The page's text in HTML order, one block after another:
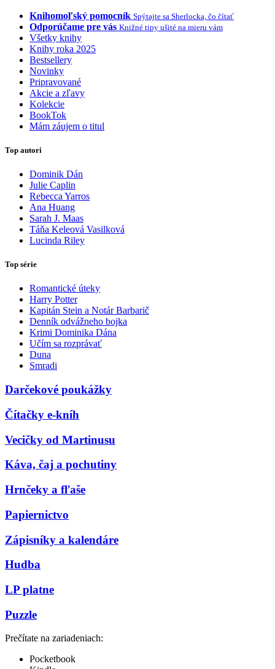
Knihomoľský pomocník Spýtajte sa Sherlocka, čo čítať
Odporúčame pre vás Knižné tipy ušité na mieru vám
Všetky knihy
Knihy roka 2025
Bestsellery
Novinky
Pripravované
Akcie a zľavy
Kolekcie
BookTok
Mám záujem o titul
Top autori
Dominik Dán
Julie Caplin
Rebecca Yarros
Ana Huang
Sarah J. Maas
Táňa Keleová Vasilková
Lucinda Riley
Top série
Romantické úteky
Harry Potter
Kapitán Stein a Notár Barbarič
Denník odvážneho bojka
Krimi Dominika Dána
Učím sa rozprávať
Duna
Smradi
Darčekové poukážky
Čítačky e-kníh
Vecičky od Martinusu
Káva, čaj a pochutiny
Hrnčeky a fľaše
Papiernictvo
Zápisníky a kalendáre
Hudba
LP platne
Puzzle
Prečítate na zariadeniach:
Pocketbook